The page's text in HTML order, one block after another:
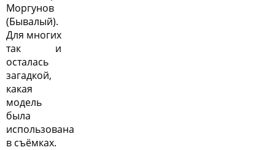
Моргунов
(Бывалый).
Для многих
так и
осталась
загадкой,
какая
модель
была
использована
в съёмках.